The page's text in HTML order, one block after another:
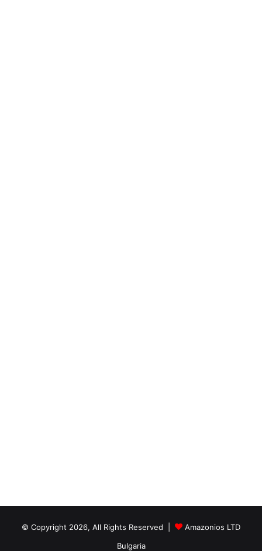
© Copyright 2026, All Rights Reserved |
Amazonios LTD
Bulgaria